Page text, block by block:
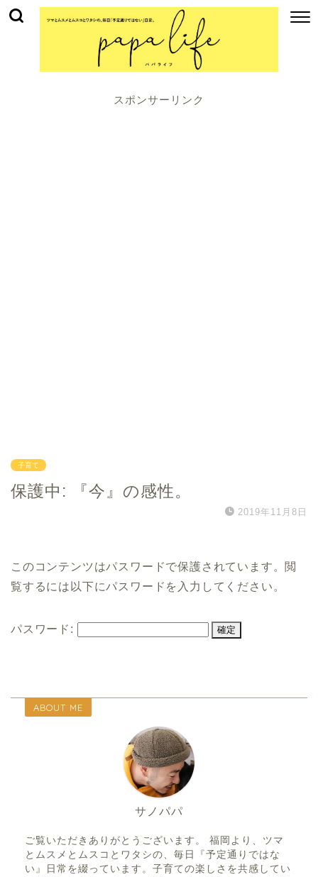
スポンサーリンク
子育て
保護中: 『今』の感性。
2019年11月8日
このコンテンツはパスワードで保護されています。閲
覧するには以下にパスワードを入力してください。
パスワード:
ABOUT ME
サノパパ
ご覧いただきありがとうございます。 福岡より、ツマ
とムスメとムスコとワタシの、毎日『予定通りではな
い』日常を綴っています。子育ての楽しさを共感してい